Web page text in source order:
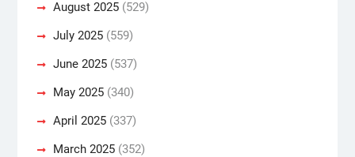
August 2025(529)
July 2025(559)
June 2025(537)
May 2025(340)
April 2025(337)
March 2025(352)